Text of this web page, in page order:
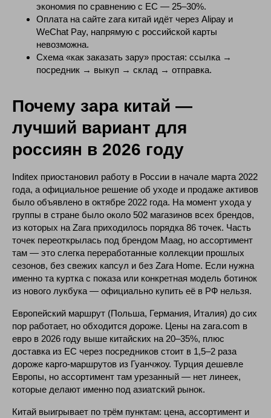
экономия по сравнению с ЕС — 25–30%.
Оплата на сайте zara китай идёт через Alipay и
WeChat Pay, напрямую с российской карты
невозможна.
Схема «как заказать зару» простая: ссылка →
посредник → выкуп → склад → отправка.
Почему зара китай —
лучший вариант для
россиян в 2026 году
Inditex приостановил работу в России в начале марта 2022
года, а официальное решение об уходе и продаже активов
было объявлено в октябре 2022 года. На момент ухода у
группы в стране было около 502 магазинов всех брендов,
из которых на Zara приходилось порядка 86 точек. Часть
точек переоткрылась под брендом Maag, но ассортимент
там — это слегка переработанные коллекции прошлых
сезонов, без свежих капсул и без Zara Home. Если нужна
именно та куртка с показа или конкретная модель ботинок
из нового лукбука — официально купить её в РФ нельзя.
Европейский маршрут (Польша, Германия, Италия) до сих
пор работает, но обходится дороже. Цены на zara.com в
евро в 2026 году выше китайских на 20–35%, плюс
доставка из ЕС через посредников стоит в 1,5–2 раза
дороже карго-маршрутов из Гуанчжоу. Турция дешевле
Европы, но ассортимент там урезанный — нет линеек,
которые делают именно под азиатский рынок.
Китай выигрывает по трём пунктам: цена, ассортимент и